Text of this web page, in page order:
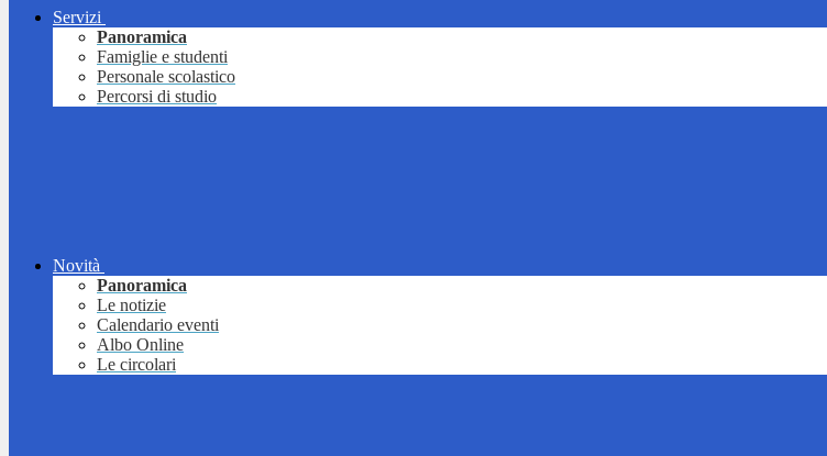
Servizi
Panoramica
Famiglie e studenti
Personale scolastico
Percorsi di studio
Novità
Panoramica
Le notizie
Calendario eventi
Albo Online
Le circolari